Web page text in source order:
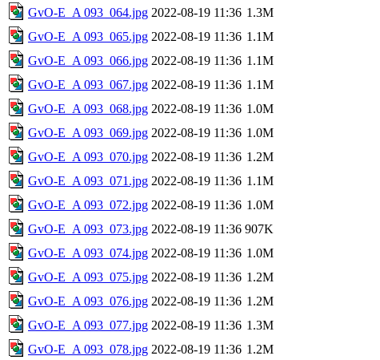
GvO-E_A 093_064.jpg 2022-08-19 11:36 1.3M
GvO-E_A 093_065.jpg 2022-08-19 11:36 1.1M
GvO-E_A 093_066.jpg 2022-08-19 11:36 1.1M
GvO-E_A 093_067.jpg 2022-08-19 11:36 1.1M
GvO-E_A 093_068.jpg 2022-08-19 11:36 1.0M
GvO-E_A 093_069.jpg 2022-08-19 11:36 1.0M
GvO-E_A 093_070.jpg 2022-08-19 11:36 1.2M
GvO-E_A 093_071.jpg 2022-08-19 11:36 1.1M
GvO-E_A 093_072.jpg 2022-08-19 11:36 1.0M
GvO-E_A 093_073.jpg 2022-08-19 11:36 907K
GvO-E_A 093_074.jpg 2022-08-19 11:36 1.0M
GvO-E_A 093_075.jpg 2022-08-19 11:36 1.2M
GvO-E_A 093_076.jpg 2022-08-19 11:36 1.2M
GvO-E_A 093_077.jpg 2022-08-19 11:36 1.3M
GvO-E_A 093_078.jpg 2022-08-19 11:36 1.2M